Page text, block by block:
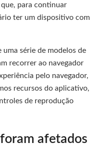
para continuar
ter um dispositivo com
uma série de modelos de
recorrer ao navegador
pelo navegador,
recursos do aplicativo,
de reprodução
afetados